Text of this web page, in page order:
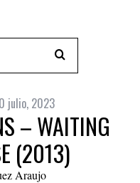
julio, 2023
– WAITING
(2013)
Araujo